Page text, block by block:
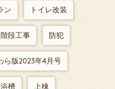
ン トイレ改装
階段工事 防犯
ら版2023年4月号
浴槽 上棟